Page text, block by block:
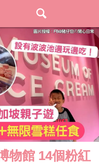
物館 14個粉紅